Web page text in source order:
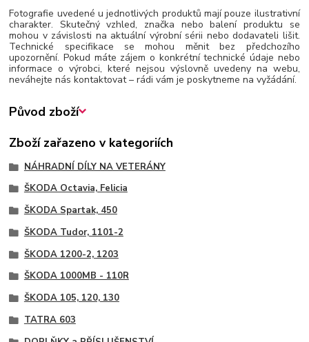
Fotografie uvedené u jednotlivých produktů mají pouze ilustrativní
charakter. Skutečný vzhled, značka nebo balení produktu se
mohou v závislosti na aktuální výrobní sérii nebo dodavateli lišit.
Technické specifikace se mohou měnit bez předchozího
upozornění. Pokud máte zájem o konkrétní technické údaje nebo
informace o výrobci, které nejsou výslovně uvedeny na webu,
neváhejte nás kontaktovat – rádi vám je poskytneme na vyžádání.
Původ zboží
Zboží zařazeno v kategoriích
NÁHRADNÍ DÍLY NA VETERÁNY
ŠKODA Octavia, Felicia
ŠKODA Spartak, 450
ŠKODA Tudor, 1101-2
ŠKODA 1200-2, 1203
ŠKODA 1000MB - 110R
ŠKODA 105, 120, 130
TATRA 603